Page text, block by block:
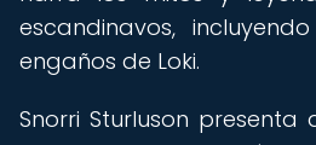
escandinavos,
engaños de Loki.
Snorri Sturluson presenta